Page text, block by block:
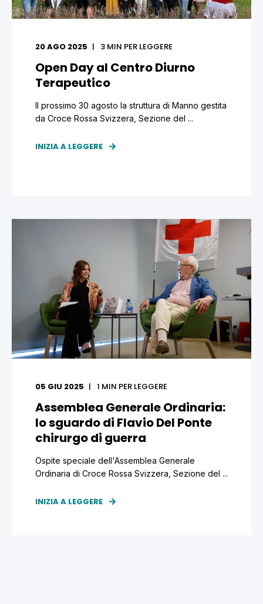
20 AGO 2025 3 MIN PER LEGGERE
Open Day al Centro Diurno
Terapeutico
Il prossimo 30 agosto la struttura di Manno gestita
da Croce Rossa Svizzera, Sezione del ...
INIZIA A LEGGERE
05 GIU 2025 1 MIN PER LEGGERE
Assemblea Generale Ordinaria:
lo sguardo di Flavio Del Ponte
chirurgo di guerra
Ospite speciale dell'Assemblea Generale
Ordinaria di Croce Rossa Svizzera, Sezione del ...
INIZIA A LEGGERE